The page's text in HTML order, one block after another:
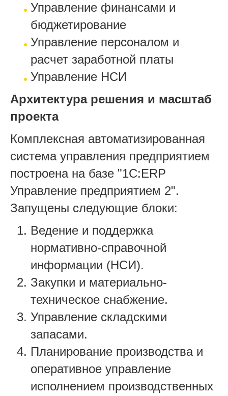
Управление финансами и
бюджетирование
Управление персоналом и
расчет заработной платы
Управление НСИ
Архитектура решения и масштаб
проекта
Комплексная автоматизированная
система управления предприятием
построена на базе "1С:ERP
Управление предприятием 2".
Запущены следующие блоки:
Ведение и поддержка
нормативно-справочной
информации (НСИ).
Закупки и материально-
техническое снабжение.
Управление складскими
запасами.
Планирование производства и
оперативное управление
исполнением производственных